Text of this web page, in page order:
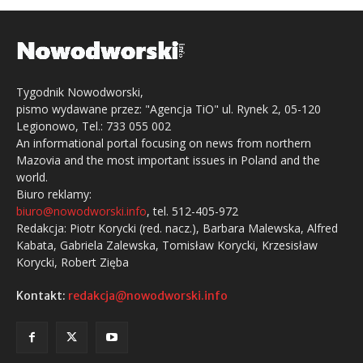
Tygodnik Nowodworski,
pismo wydawane przez: "Agencja TiO" ul. Rynek 2, 05-120
Legionowo, Tel.: 733 055 002
An informational portal focusing on news from northern
Mazovia and the most important issues in Poland and the
world.
Biuro reklamy:
biuro@nowodworski.info, tel. 512-405-972
Redakcja: Piotr Korycki (red. nacz.), Barbara Malewska, Alfred
Kabata, Gabriela Zalewska, Tomisław Korycki, Krzesisław
Korycki, Robert Zięba
Kontakt: redakcja@nowodworski.info